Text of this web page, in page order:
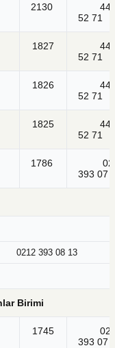
2130
52 71
1827
52 71
1826
52 71
1825
52 71
1786
393 07
0212 393 08 13
Birimi
1745
393 07